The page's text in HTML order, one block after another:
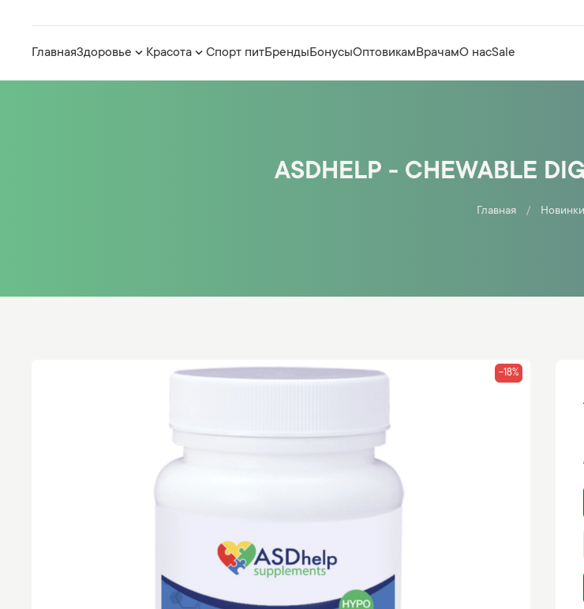
ГлавнаяЗдоровье Красота Спорт питБрендыБонусыОптовикамВрачамО насSale
ASDHELP - CHEWABLE
Главная Новинки
-18%